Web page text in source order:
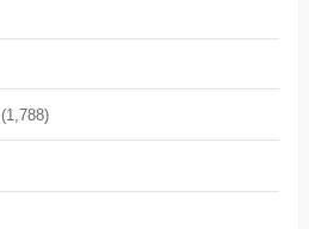
(1,788)